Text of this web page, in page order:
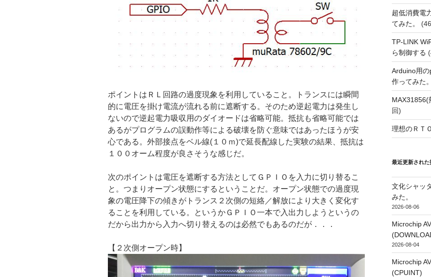
ポイントはＲＬ回路の過度現象を利用していること。トランスには瞬間
的に電圧を掛け電流が流れる前に遮断する。そのため逆起電力は発生し
ないので逆起電力吸収用のダイオードは省略可能。抵抗も省略可能では
あるがプログラムの誤動作等による破壊を防ぐ意味ではあったほうが安
心である。外部接点をベル線(１０ｍ)で延長配線した実験の結果、抵抗は
１００オーム程度が良さそうな感じだ。
次のポイントは電圧を遮断する方法としてＧＰＩＯを入力に切り替るこ
と。つまりオープン状態にするということだ。オープン状態での過度現
象の電圧降下の傾きがトランス２次側の短絡／解放により大きく変化す
ることを利用している。というかＧＰＩＯ一本で入出力しようというの
だから出力から入力へ切り替えるのは必然でもあるのだが．．．
【２次側オープン時】
超低消費電
てみた。
TP-LINK
ら制御する
Arduino用
作ってみた。
MAX31856(
回)
理想のＲＴ
最近更新された
文化シャッ
みた。
2026-08-06
Microchip
2026-08-04
Microchip
(CPUINT)